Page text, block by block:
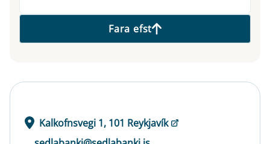
Fara efst
Kalkofnsvegi 1, 101 Reykjavík